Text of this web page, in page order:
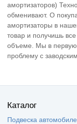
амортизаторов)
обменивают. О
амортизаторы в
товар и получишь
объеме. Мы в первую
проблему с
Каталог
Подвеска